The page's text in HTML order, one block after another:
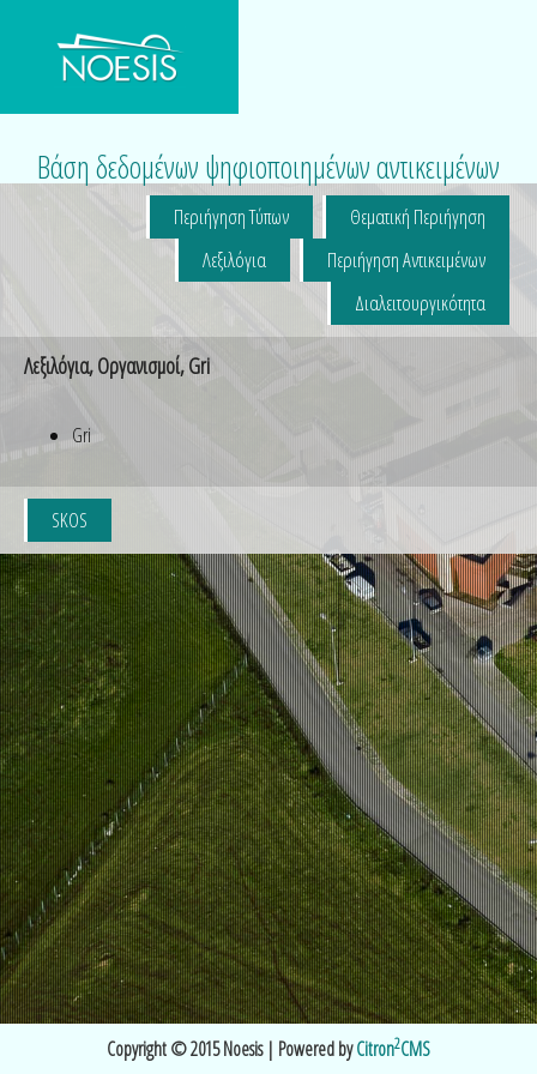
Βάση δεδομένων ψηφιοποιημένων αντικειμένων
Θεματική Περιήγηση
Περιήγηση Τύπων
Περιήγηση Αντικειμένων
Λεξιλόγια
Διαλειτουργικότητα
Λεξιλόγια, Οργανισμοί, Gri
Gri
SKOS
Copyright © 2015 Noesis | Powered byCitron2CMS